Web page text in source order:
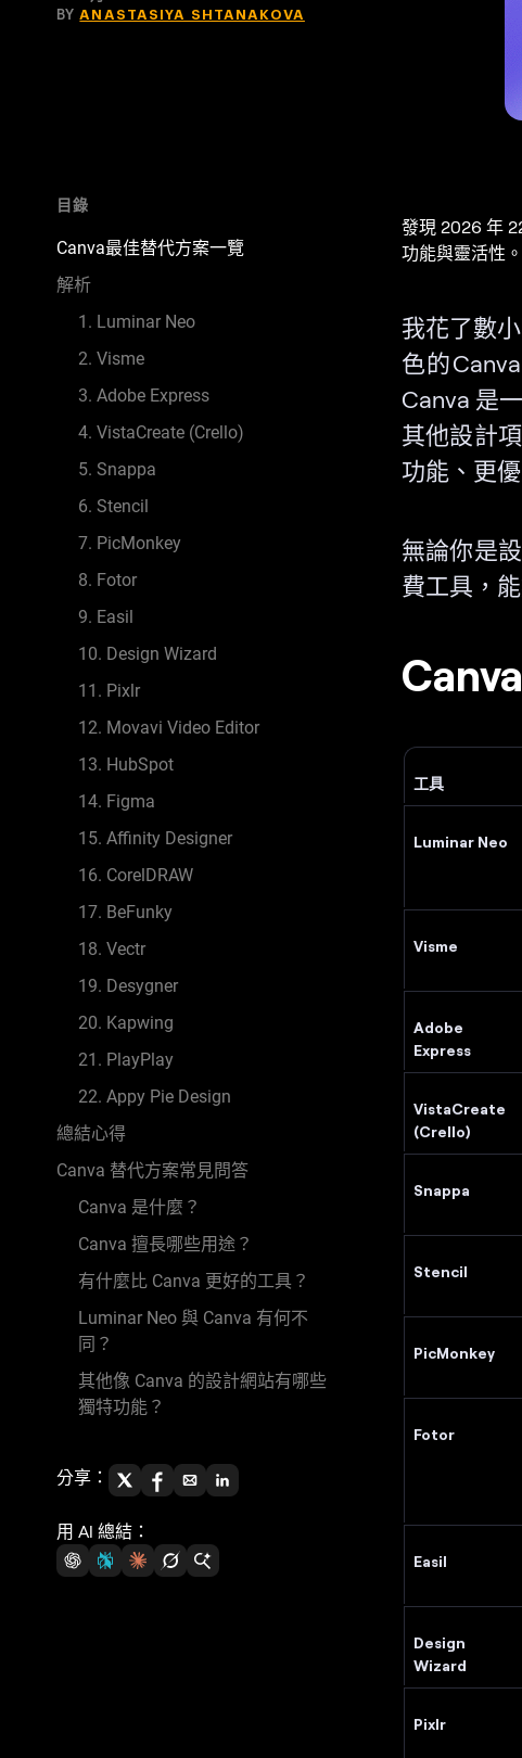
BYANASTASIYA SHTANAKOVA
目錄
Canva最佳替代方案一覽
解析
1. Luminar Neo
2. Visme
3. Adobe Express
4. VistaCreate (Crello)
5. Snappa
6. Stencil
7. PicMonkey
8. Fotor
9. Easil
10. Design Wizard
11. Pixlr
12. Movavi Video Editor
13. HubSpot
14. Figma
15. Affinity Designer
16. CorelDRAW
17. BeFunky
18. Vectr
19. Desygner
20. Kapwing
21. PlayPlay
22. Appy Pie Design
總結心得
Canva 替代方案常見問答
Canva 是什麼？
Canva 擅長哪些用途？
有什麼比 Canva 更好的工具？
Luminar Neo 與 Canva 有何不
同？
其他像 Canva 的設計網站有哪些
獨特功能？
分享：
用 AI 總結：
發現 2026 年
功能與靈活性。
我花了數
色的
Canva 是
其他設計
功能、更
無論你是
費工具，
工具
Luminar Neo
Visme
Adobe
Express
VistaCreate
(Crello)
Snappa
Stencil
PicMonkey
Fotor
Easil
Design
Wizard
Pixlr